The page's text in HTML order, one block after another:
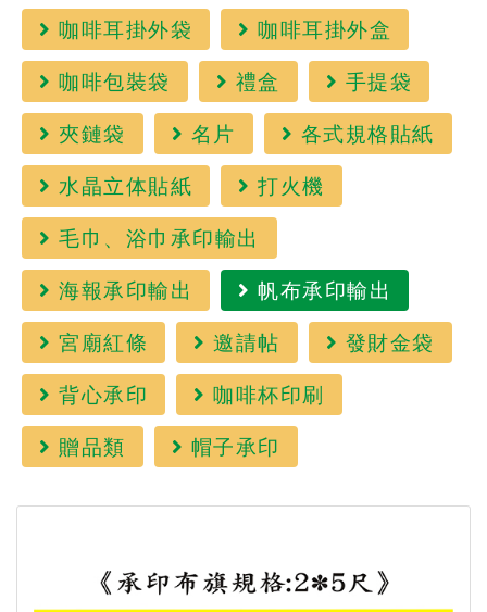
咖啡耳掛外袋
咖啡耳掛外盒
咖啡包裝袋
禮盒
手提袋
夾鏈袋
名片
各式規格貼紙
水晶立体貼紙
打火機
毛巾、浴巾承印輸出
海報承印輸出
帆布承印輸出
宮廟紅條
邀請帖
發財金袋
背心承印
咖啡杯印刷
贈品類
帽子承印